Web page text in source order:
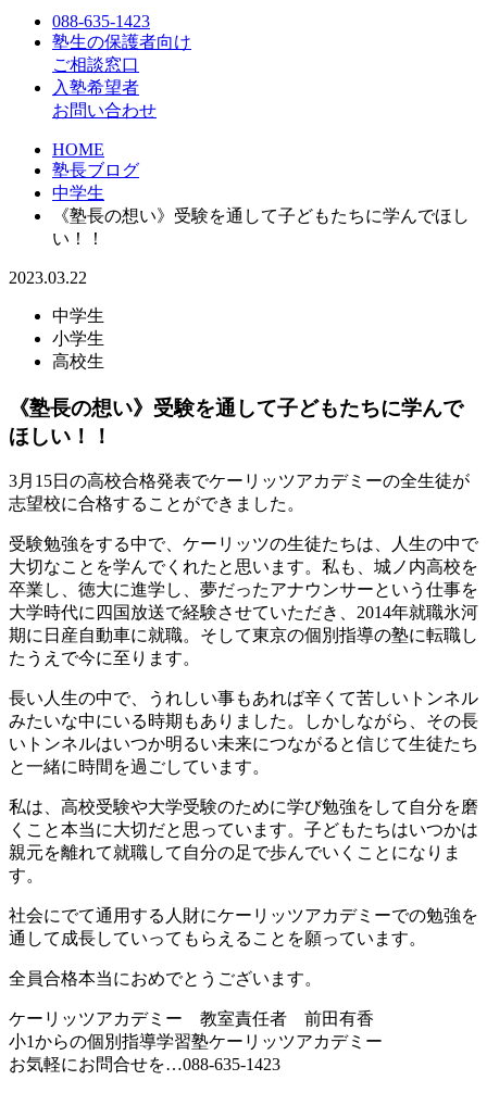
088-635-1423
塾生の保護者向け
ご相談窓口
入塾希望者
お問い合わせ
HOME
塾長ブログ
中学生
《塾長の想い》受験を通して子どもたちに学んでほし
い！！
2023.03.22
中学生
小学生
高校生
《塾長の想い》受験を通して子どもたちに学んで
ほしい！！
3月15日の高校合格発表でケーリッツアカデミーの全生徒が
志望校に合格することができました。
受験勉強をする中で、ケーリッツの生徒たちは、人生の中で
大切なことを学んでくれたと思います。私も、城ノ内高校を
卒業し、徳大に進学し、夢だったアナウンサーという仕事を
大学時代に四国放送で経験させていただき、2014年就職氷河
期に日産自動車に就職。そして東京の個別指導の塾に転職し
たうえで今に至ります。
長い人生の中で、うれしい事もあれば辛くて苦しいトンネル
みたいな中にいる時期もありました。しかしながら、その長
いトンネルはいつか明るい未来につながると信じて生徒たち
と一緒に時間を過ごしています。
私は、高校受験や大学受験のために学び勉強をして自分を磨
くこと本当に大切だと思っています。子どもたちはいつかは
親元を離れて就職して自分の足で歩んでいくことになりま
す。
社会にでて通用する人財にケーリッツアカデミーでの勉強を
通して成長していってもらえることを願っています。
全員合格本当におめでとうございます。
ケーリッツアカデミー 教室責任者 前田有香
小1からの個別指導学習塾ケーリッツアカデミー
お気軽にお問合せを…088-635-1423